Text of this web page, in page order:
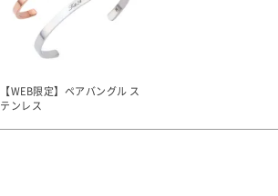
【WEB限定】ペアバングル ス
テンレス